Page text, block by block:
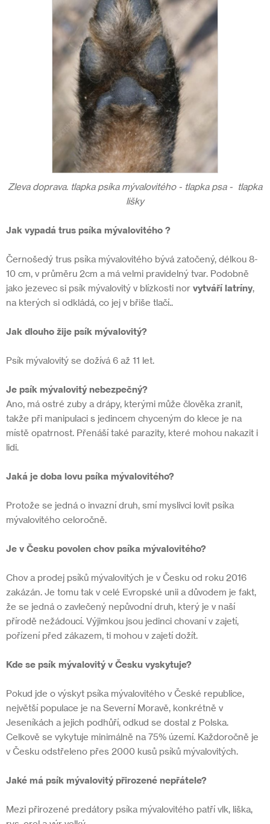
Zleva doprava. tlapka psíka mývalovitého - tlapka psa - tlapka
lišky
Jak vypadá trus psíka mývalovitého ?
Černošedý trus psíka mývalovitého bývá zatočený, délkou 8-
10 cm, v průměru 2cm a má velmi pravidelný tvar. Podobně
jako jezevec si psík mývalovitý v blízkosti nor vytváří latríny,
na kterých si odkládá, co jej v břiše tlačí..
Jak dlouho žije psík mývalovitý?
Psík mývalovitý se dožívá 6 až 11 let.
Je psík mývalovitý nebezpečný?
Ano, má ostré zuby a drápy, kterými může člověka zranit,
takže při manipulaci s jedincem chyceným do klece je na
místě opatrnost. Přenáší také parazity, které mohou nakazit i
lidi.
Jaká je doba lovu psíka mývalovitého?
Protože se jedná o invazní druh, smí myslivci lovit psíka
mývalovitého celoročně.
Je v Česku povolen chov psíka mývalovitého?
Chov a prodej psíků mývalovitých je v Česku od roku 2016
zakázán. Je tomu tak v celé Evropské unii a důvodem je fakt,
že se jedná o zavlečený nepůvodní druh, který je v naší
přírodě nežádoucí. Výjimkou jsou jedinci chovaní v zajetí,
pořízení před zákazem, ti mohou v zajetí dožít.
Kde se psík mývalovitý v Česku vyskytuje?
Pokud jde o výskyt psíka mývalovitého v České republice,
největší populace je na Severní Moravě, konkrétně v
Jeseníkách a jejich podhůří, odkud se dostal z Polska.
Celkově se vykytuje minimálně na 75% území. Každoročně je
v Česku odstřeleno přes 2000 kusů psíků mývalovitých.
Jaké má psík mývalovitý přirozené nepřátele?
Mezi přirozené predátory psíka mývalovitého patří vlk, liška,